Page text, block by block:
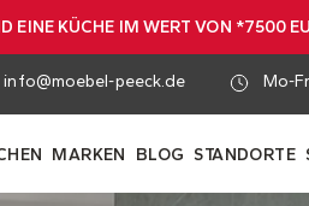
EINE KÜCHE IM WERT VON *7500
info@moebel-peeck.de Mo-
MARKEN BLOG STANDORTE